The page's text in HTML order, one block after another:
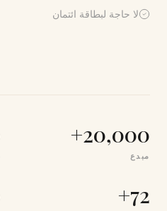
لا حاجة لبطاقة ائتمان
20,000+
مبدع
72+